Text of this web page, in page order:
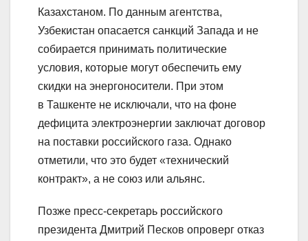
Казахстаном. По данным агентства,
Узбекистан опасается санкций Запада и не
собирается принимать политические
условия, которые могут обеспечить ему
скидки на энергоносители. При этом
в Ташкенте не исключали, что на фоне
дефицита электроэнергии заключат договор
на поставки российского газа. Однако
отметили, что это будет «технический
контракт», а не союз или альянс.
Позже пресс-секретарь российского
президента Дмитрий Песков опроверг отказ